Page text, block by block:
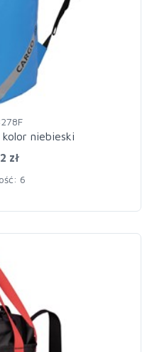
niebieski
zł
6